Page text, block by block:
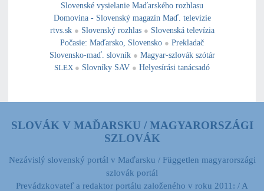
Slovenské vysielanie Maďarského rozhlasu
Domovina - Slovenský magazín Maď. televízie
rtvs.sk ● Slovenský rozhlas ● Slovenská televízia
Počasie: Maďarsko Slovensko ● Prekladač
Slovensko-maď. slovník ● Magyar-szlovák szótár
SLEX ● Slovníky SAV ● Helyesírási tanácsadó
SLOVÁK V MAĎARSKU / MAGYARORSZÁGI
SZLOVÁK
Nezávislý slovenský portál v Maďarsku / Független magyarországi
szlovák portál
Prevádzkovateľ a redaktor portálu založeného v roku 2011: / A